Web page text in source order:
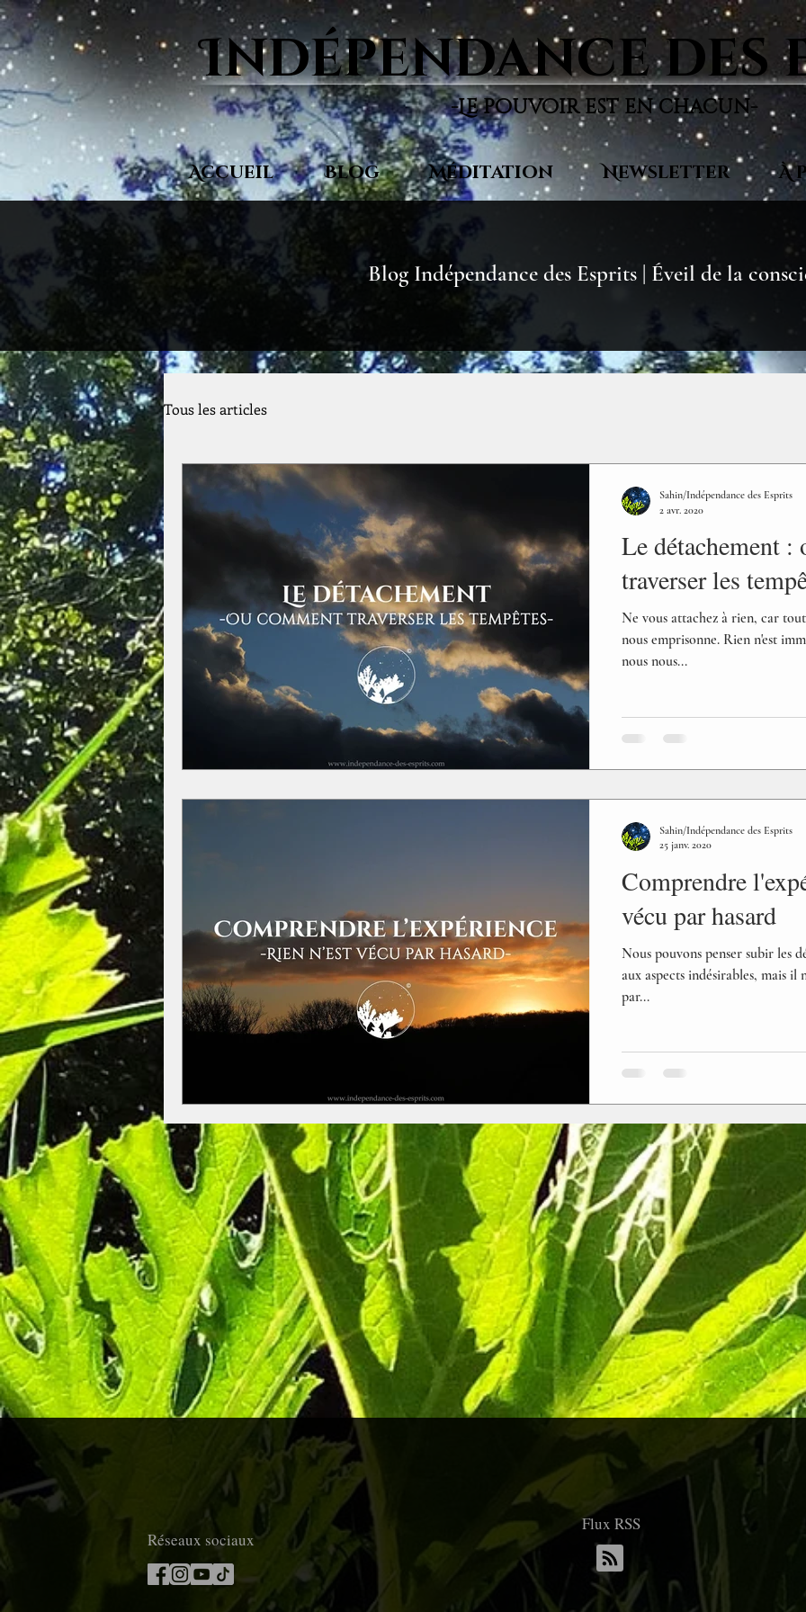
Indépendance des
-Le pouvoir est en chacun-
Accueil Blog Méditation Newsletter À
Blog Indépendance des Esprits | Éveil de la
Tous les articles
Le détachement :
traverser les
Ne vous attachez à rien, car
nous emprisonne. Rien n'est
nous nous...
Sahin/Indépendance des Esprits
2 avr. 2020
Comprendre
vécu par hasard
Nous pouvons penser subir les
aux aspects indésirables, mais il
par...
Sahin/Indépendance des Esprits
25 janv. 2020
Réseaux sociaux
Flux RSS